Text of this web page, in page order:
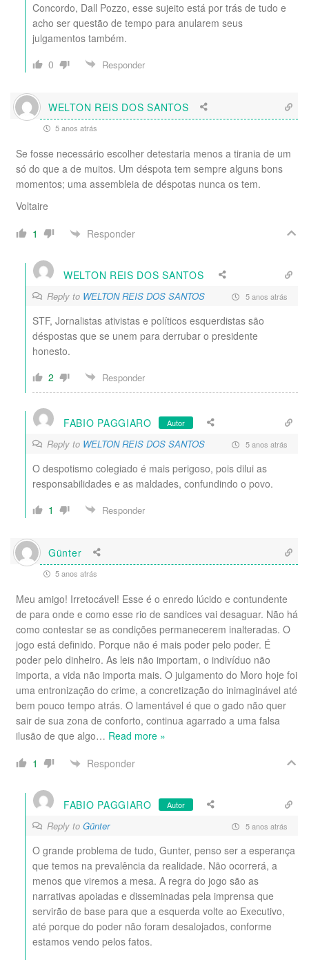
Concordo, Dall Pozzo, esse sujeito está por trás de tudo e
acho ser questão de tempo para anularem seus
julgamentos também.
0
Responder
WELTON REIS DOS SANTOS
5 anos atrás
Se fosse necessário escolher detestaria menos a tirania de um
só do que a de muitos. Um déspota tem sempre alguns bons
momentos; uma assembleia de déspotas nunca os tem.
Voltaire
1
Responder
WELTON REIS DOS SANTOS
Reply to WELTON REIS DOS SANTOS 5 anos atrás
STF, Jornalistas ativistas e políticos esquerdistas são
déspostas que se unem para derrubar o presidente
honesto.
2
Responder
FABIO PAGGIARO Autor
Reply to WELTON REIS DOS SANTOS 5 anos atrás
O despotismo colegiado é mais perigoso, pois dilui as
responsabilidades e as maldades, confundindo o povo.
1
Responder
Günter
5 anos atrás
Meu amigo! Irretocável! Esse é o enredo lúcido e contundente
de para onde e como esse rio de sandices vai desaguar. Não há
como contestar se as condições permanecerem inalteradas. O
jogo está definido. Porque não é mais poder pelo poder. É
poder pelo dinheiro. As leis não importam, o indivíduo não
importa, a vida não importa mais. O julgamento do Moro hoje foi
uma entronização do crime, a concretização do inimaginável até
bem pouco tempo atrás. O lamentável é que o gado não quer
sair de sua zona de conforto, continua agarrado a uma falsa
ilusão de que algo… Read more »
1
Responder
FABIO PAGGIARO Autor
Reply to Günter 5 anos atrás
O grande problema de tudo, Gunter, penso ser a esperança
que temos na prevalência da realidade. Não ocorrerá, a
menos que viremos a mesa. A regra do jogo são as
narrativas apoiadas e disseminadas pela imprensa que
servirão de base para que a esquerda volte ao Executivo,
até porque do poder não foram desalojados, conforme
estamos vendo pelos fatos.